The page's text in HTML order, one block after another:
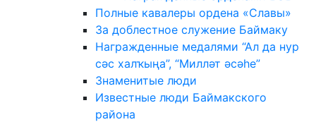
Полные кавалеры ордена «Славы»
За доблестное служение Баймаку
Награжденные медалями “Ал да нур
сәс халҡыңа”, “Милләт әсәһе”
Знаменитые люди
Известные люди Баймакского
района